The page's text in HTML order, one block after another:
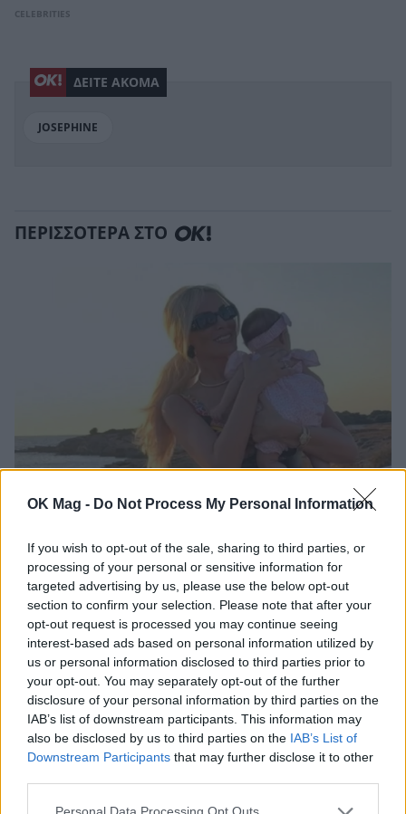
OK Mag - Do Not Process My Personal Information
If you wish to opt-out of the sale, sharing to third parties, or
processing of your personal or sensitive information for
targeted advertising by us, please use the below opt-out
section to confirm your selection. Please note that after your
opt-out request is processed you may continue seeing
interest-based ads based on personal information utilized by
us or personal information disclosed to third parties prior to
your opt-out. You may separately opt-out of the further
disclosure of your personal information by third parties on the
IAB’s list of downstream participants. This information may
also be disclosed by us to third parties on the IAB’s List of
Downstream Participants that may further disclose it to other
CELEBRITIES
ΔΕΙΤΕ ΑΚΟΜΑ
JOSEPHINE
ΠΕΡΙΣΣΟΤΕΡΑ ΣΤΟ
Κατερίνα Καινούργιου: Το τρυφερό
CELEBRITIES